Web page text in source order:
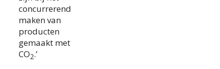
concurrerend
maken van
producten
gemaakt met
CO2.’